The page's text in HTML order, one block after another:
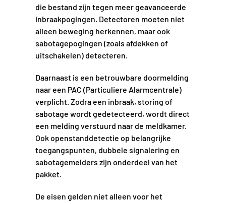
die bestand zijn tegen meer geavanceerde
inbraakpogingen. Detectoren moeten niet
alleen beweging herkennen, maar ook
sabotagepogingen (zoals afdekken of
uitschakelen) detecteren.
Daarnaast is een betrouwbare doormelding
naar een PAC (Particuliere Alarmcentrale)
verplicht. Zodra een inbraak, storing of
sabotage wordt gedetecteerd, wordt direct
een melding verstuurd naar de meldkamer.
Ook openstanddetectie op belangrijke
toegangspunten, dubbele signalering en
sabotagemelders zijn onderdeel van het
pakket.
De eisen gelden niet alleen voor het